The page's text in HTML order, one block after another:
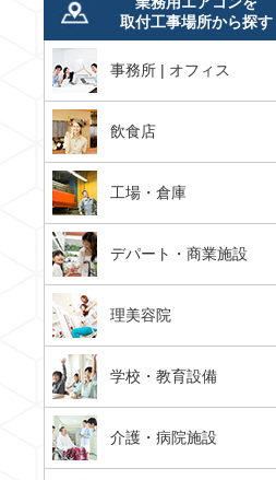
取付工事場所から探す
事務所 | オフィス
飲食店
工場・倉庫
デパート・商業施設
理美容院
学校・教育設備
介護・病院施設